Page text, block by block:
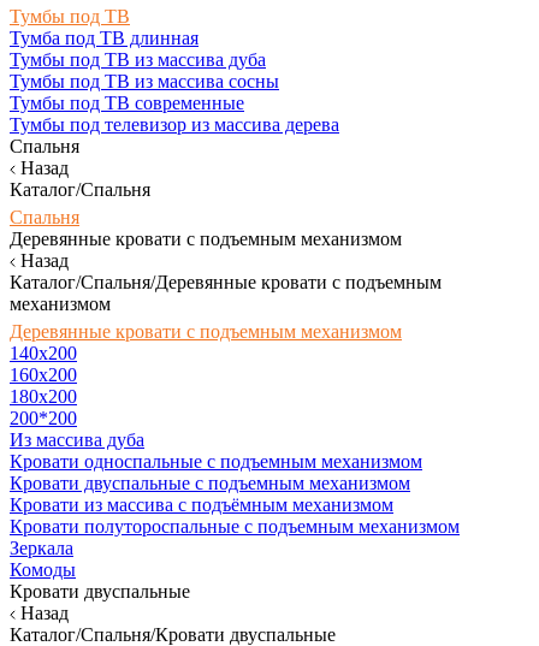
Тумбы под ТВ
Тумба под ТВ длинная
Тумбы под ТВ из массива дуба
Тумбы под ТВ из массива сосны
Тумбы под ТВ современные
Тумбы под телевизор из массива дерева
Спальня
Назад
Каталог/Спальня
Спальня
Деревянные кровати с подъемным механизмом
Назад
Каталог/Спальня/Деревянные кровати с подъемным
механизмом
Деревянные кровати с подъемным механизмом
140x200
160х200
180х200
200*200
Из массива дуба
Кровати односпальные с подъемным механизмом
Кровати двуспальные с подъемным механизмом
Кровати из массива с подъёмным механизмом
Кровати полутороспальные с подъемным механизмом
Зеркала
Комоды
Кровати двуспальные
Назад
Каталог/Спальня/Кровати двуспальные